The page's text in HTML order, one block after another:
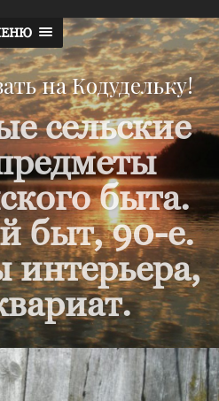
на Кодудельку!
сельские
быта.
быт, 90-е.